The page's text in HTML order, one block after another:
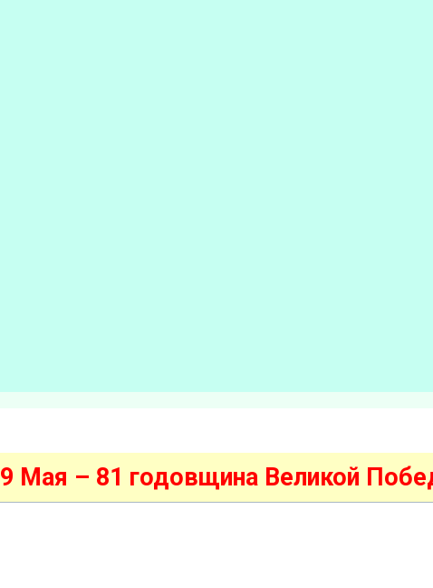
9 Мая – 81 годовщина Великой